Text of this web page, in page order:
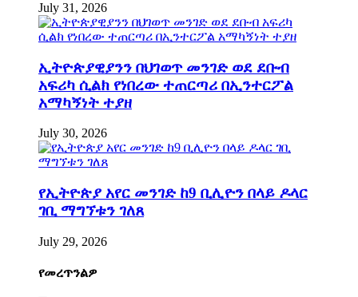
July 31, 2026
ኢትዮጵያዊያንን በህገወጥ መንገድ ወደ ደቡብ
አፍሪካ ሲልክ የነበረው ተጠርጣሪ በኢንተርፖል
አማካኝነት ተያዘ
July 30, 2026
የኢትዮጵያ አየር መንገድ ከ9 ቢሊዮን በላይ ዶላር
ገቢ ማግኘቱን ገለጸ
July 29, 2026
የመረጥንልዎ